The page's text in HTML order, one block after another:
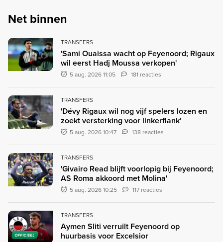
Net binnen
TRANSFERS
'Sami Ouaissa wacht op Feyenoord; Rigaux
wil eerst Hadj Moussa verkopen'
5 aug. 2026 11:05 181 reacties
TRANSFERS
'Dévy Rigaux wil nog vijf spelers lozen en
zoekt versterking voor linkerflank'
5 aug. 2026 10:47 138 reacties
TRANSFERS
'Givairo Read blijft voorlopig bij Feyenoord;
AS Roma akkoord met Molina'
5 aug. 2026 10:25 117 reacties
OFFICIEEL
TRANSFERS
Aymen Sliti verruilt Feyenoord op
huurbasis voor Excelsior